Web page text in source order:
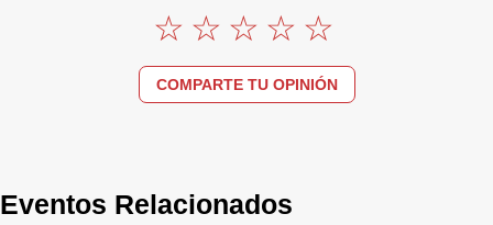
COMPARTE TU OPINIÓN
Eventos Relacionados